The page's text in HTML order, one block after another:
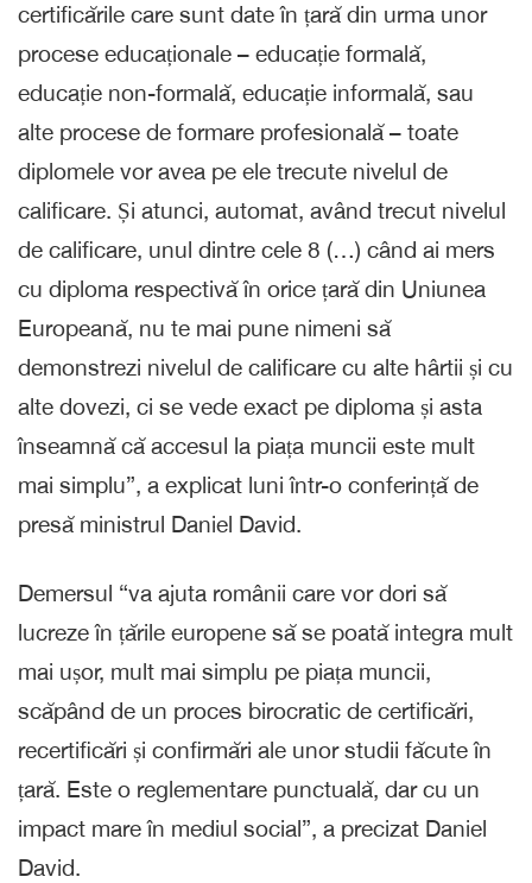
certificările care sunt date în țară din urma unor
procese educaționale – educație formală,
educație non-formală, educație informală, sau
alte procese de formare profesională – toate
diplomele vor avea pe ele trecute nivelul de
calificare. Și atunci, automat, având trecut nivelul
de calificare, unul dintre cele 8 (…) când ai mers
cu diploma respectivă în orice țară din Uniunea
Europeană, nu te mai pune nimeni să
demonstrezi nivelul de calificare cu alte hârtii și cu
alte dovezi, ci se vede exact pe diploma și asta
înseamnă că accesul la piața muncii este mult
mai simplu”, a explicat luni într-o conferință de
presă ministrul Daniel David.
Demersul “va ajuta românii care vor dori să
lucreze în țările europene să se poată integra mult
mai ușor, mult mai simplu pe piața muncii,
scăpând de un proces birocratic de certificări,
recertificări și confirmări ale unor studii făcute în
țară. Este o reglementare punctuală, dar cu un
impact mare în mediul social”, a precizat Daniel
David.